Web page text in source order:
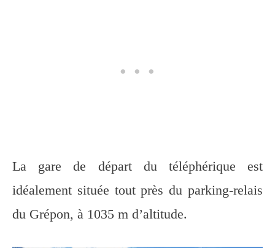
La gare de départ du téléphérique est
idéalement située tout près du parking-relais
du Grépon, à 1035 m d’altitude.